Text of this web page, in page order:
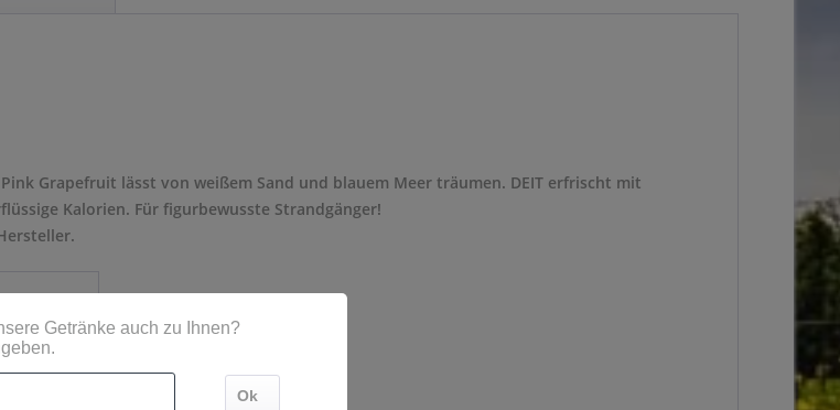
Grapefruit lässt von weißem Sand und blauem Meer träumen. DEIT erfrischt mit
Kalorien. Für figurbewusste Strandgänger!